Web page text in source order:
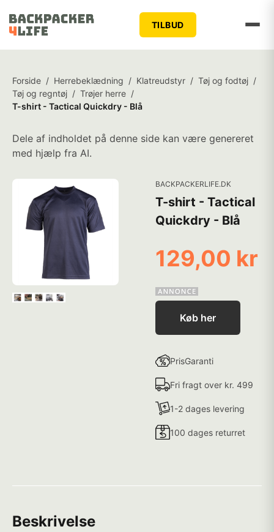
TILBUD
Forside / Herrebeklædning / Klatreudstyr / Tøj og fodtøj /
Tøj og regntøj / Trøjer herre /
T-shirt - Tactical Quickdry - Blå
Dele af indholdet på denne side kan være genereret
med hjælp fra AI.
BACKPACKERLIFE.DK
T-shirt - Tactical
Quickdry - Blå
129,00 kr
Køb her
PrisGaranti
Fri fragt over kr. 499
1-2 dages levering
100 dages returret
Beskrivelse